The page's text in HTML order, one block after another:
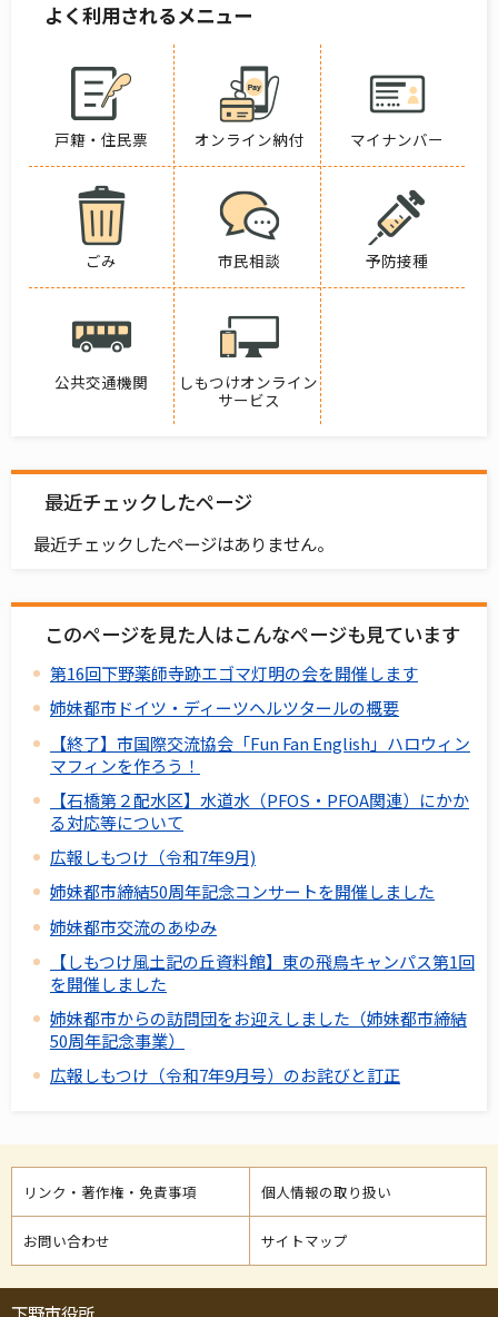
よく利用されるメニュー
戸籍・住民票 オンライン納付 マイナンバー
ごみ 市民相談 予防接種
公共交通機関
しもつけオンライン
サービス
最近チェックしたページ
最近チェックしたページはありません。
このページを見た人はこんなページも見ています
第16回下野薬師寺跡エゴマ灯明の会を開催します
姉妹都市ドイツ・ディーツヘルツタールの概要
【終了】市国際交流協会「Fun Fan English」ハロウィン
マフィンを作ろう！
【石橋第２配水区】水道水（PFOS・PFOA関連）にかか
る対応等について
広報しもつけ（令和7年9月)
姉妹都市締結50周年記念コンサートを開催しました
姉妹都市交流のあゆみ
【しもつけ風土記の丘資料館】東の飛鳥キャンパス第1回
を開催しました
姉妹都市からの訪問団をお迎えしました（姉妹都市締結
50周年記念事業）
広報しもつけ（令和7年9月号）のお詫びと訂正
リンク・著作権・免責事項 個人情報の取り扱い
お問い合わせ サイトマップ
下野市役所